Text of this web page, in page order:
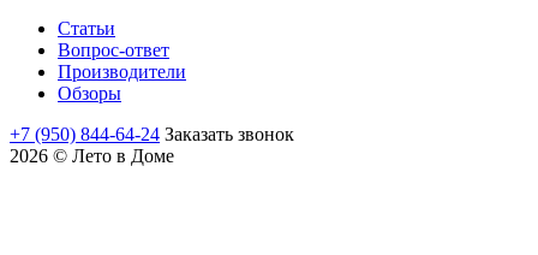
Статьи
Вопрос-ответ
Производители
Обзоры
+7 (950) 844-64-24 Заказать звонок
2026 © Лето в Доме